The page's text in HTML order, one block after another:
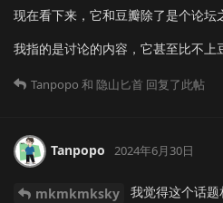
现在看下来，它和豆瓣除了是个论坛
我指的是讨论的内容，它甚至比不上
Tanpopo 和 隐山匕首 回复了此帖
Tanpopo 2024年6月30日
mkmkmksky 我觉得这个话题